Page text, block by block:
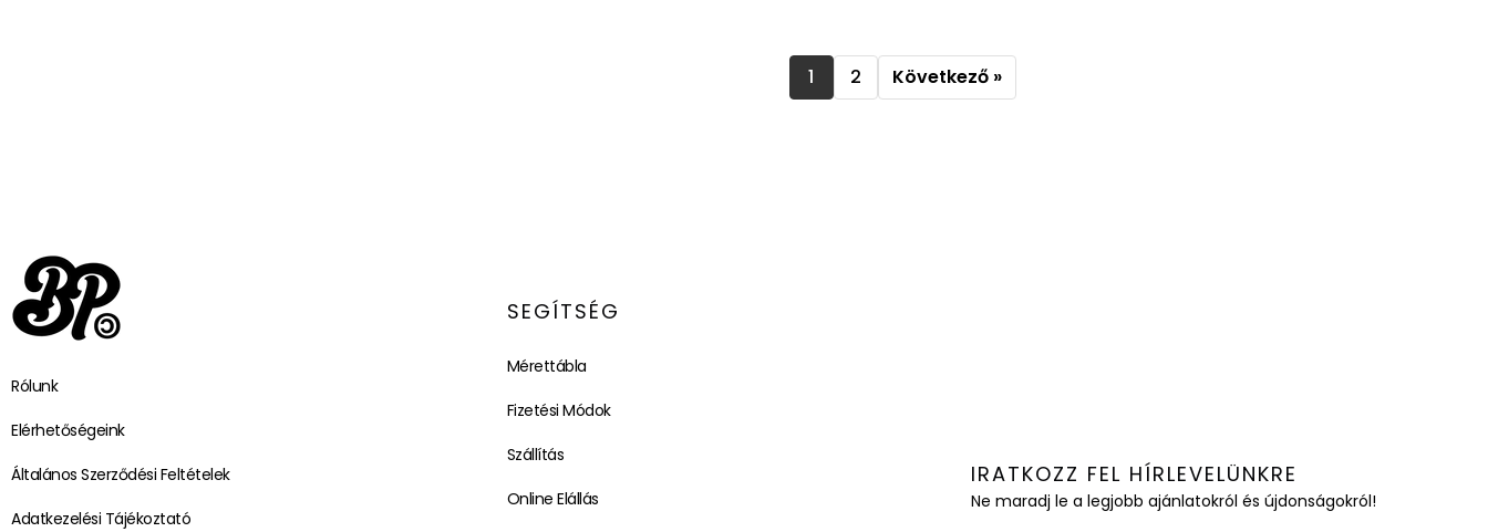
1 2 Következő »
Rólunk
Elérhetőségeink
Általános Szerződési Feltételek
Adatkezelési Tájékoztató
SEGÍTSÉG
Mérettábla
Fizetési Módok
Szállítás
Online Elállás
IRATKOZZ FEL HÍRLEVELÜNKRE
Ne maradj le a legjobb ajánlatokról és újdonságokról!